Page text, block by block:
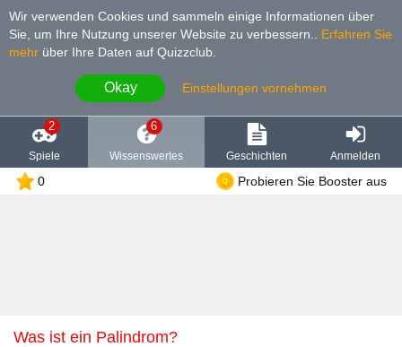
Wir verwenden Cookies und sammeln einige Informationen über
Sie, um Ihre Nutzung unserer Website zu verbessern.
Erfahren Sie
mehr über Ihre Daten auf Quizzclub.
Okay Einstellungen vornehmen
2
Spiele
6
Wissenswertes Geschichten Anmelden
0 Probieren Sie Booster aus
Was ist ein Palindrom?